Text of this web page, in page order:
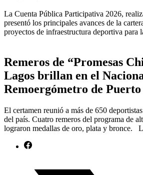
La Cuenta Pública Participativa 2026,
presentó los principales avances de la
proyectos de infraestructura deportiva para
Remeros de “Promesas
Lagos brillan en el
Remoergómetro de
El certamen reunió a más de 650
del país. Cuatro remeros del programa de
lograron medallas de oro, plata y bronce.